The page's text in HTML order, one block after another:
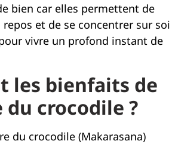
bien car elles permettent de
et de se concentrer sur soi
vivre un profond instant de
les bienfaits de
crocodile ?
du crocodile (Makarasana)